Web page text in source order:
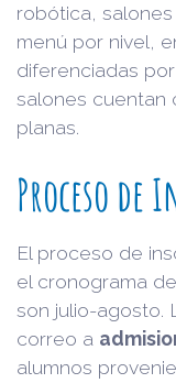
robótica,
menú por nivel,
diferenciadas
salones cuentan
planas.
Proceso de
El proceso de
el cronograma
son julio-agosto.
correo a
alumnos